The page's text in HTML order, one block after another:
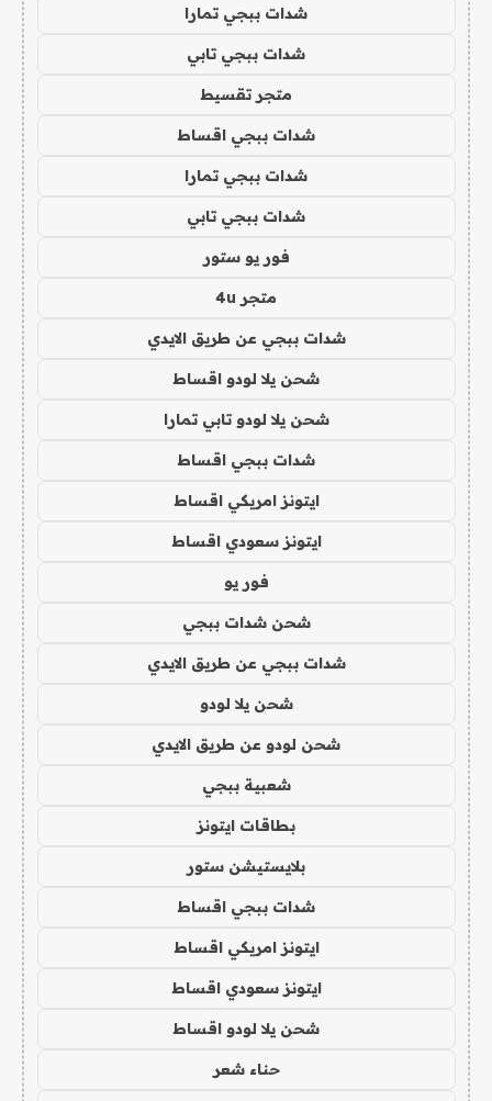
شدات ببجي تمارا
شدات ببجي تابي
متجر تقسيط
شدات ببجي اقساط
شدات ببجي تمارا
شدات ببجي تابي
فور يو ستور
متجر 4u
شدات ببجي عن طريق الايدي
شحن يلا لودو اقساط
شحن يلا لودو تابي تمارا
شدات ببجي اقساط
ايتونز امريكي اقساط
ايتونز سعودي اقساط
فور يو
شحن شدات ببجي
شدات ببجي عن طريق الايدي
شحن يلا لودو
شحن لودو عن طريق الايدي
شعبية ببجي
بطاقات ايتونز
بلايستيشن ستور
شدات ببجي اقساط
ايتونز امريكي اقساط
ايتونز سعودي اقساط
شحن يلا لودو اقساط
حناء شعر